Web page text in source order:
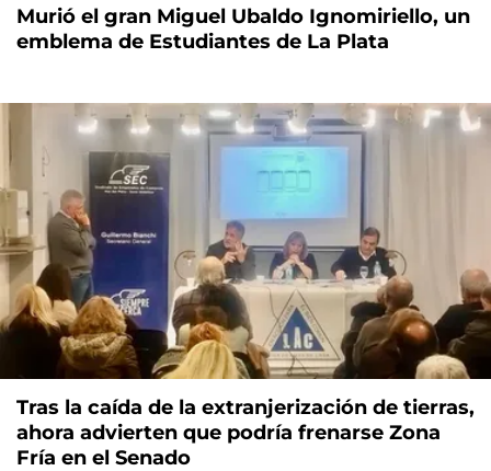
Murió el gran Miguel Ubaldo Ignomiriello, un
emblema de Estudiantes de La Plata
Tras la caída de la extranjerización de tierras,
ahora advierten que podría frenarse Zona
Fría en el Senado